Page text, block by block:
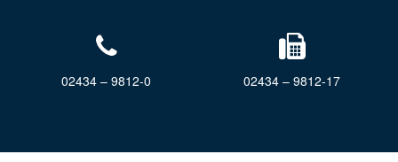
02434 – 9812-0 02434 – 9812-17